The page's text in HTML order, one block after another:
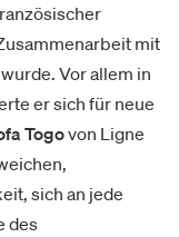
mit
Vor allem in
er sich für neue
Togovon Ligne
sich an jede
des